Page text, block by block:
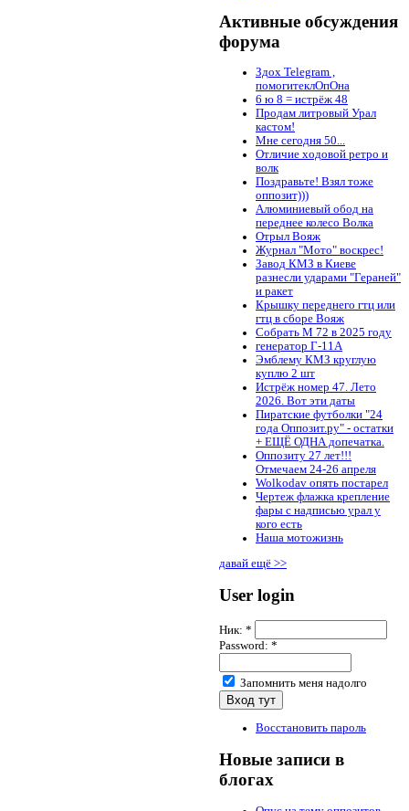
Активные обсуждения
форума
Здох Telegram ,
помогитеклОпОна
6 ю 8 = истрёж 48
Продам литровый Урал
кастом!
Мне сегодня 50...
Отличие ходовой ретро и
волк
Поздравьте! Взял тоже
оппозит)))
Алюминиевый обод на
переднее колесо Волка
Отрыл Вояж
Журнал "Мото" воскрес!
Завод КМЗ в Киеве
разнесли ударами "Гераней"
и ракет
Крышку переднего гтц или
гтц в сборе Вояж
Собрать М 72 в 2025 году
генератор Г-11А
Эмблему КМЗ круглую
куплю 2 шт
Истрёж номер 47. Лето
2026. Вот эти даты
Пиратские футболки "24
года Оппозит.ру" - остатки
+ ЕЩЁ ОДНА допечатка.
Оппозиту 27 лет!!!
Отмечаем 24-26 апреля
Wolkodav опять постарел
Чертеж флажка крепление
фары с надписью урал у
кого есть
Наша мотожизнь
давай ещё >>
User login
Ник: *
Password: *
Запомнить меня надолго
Восстановить пароль
Новые записи в
блогах